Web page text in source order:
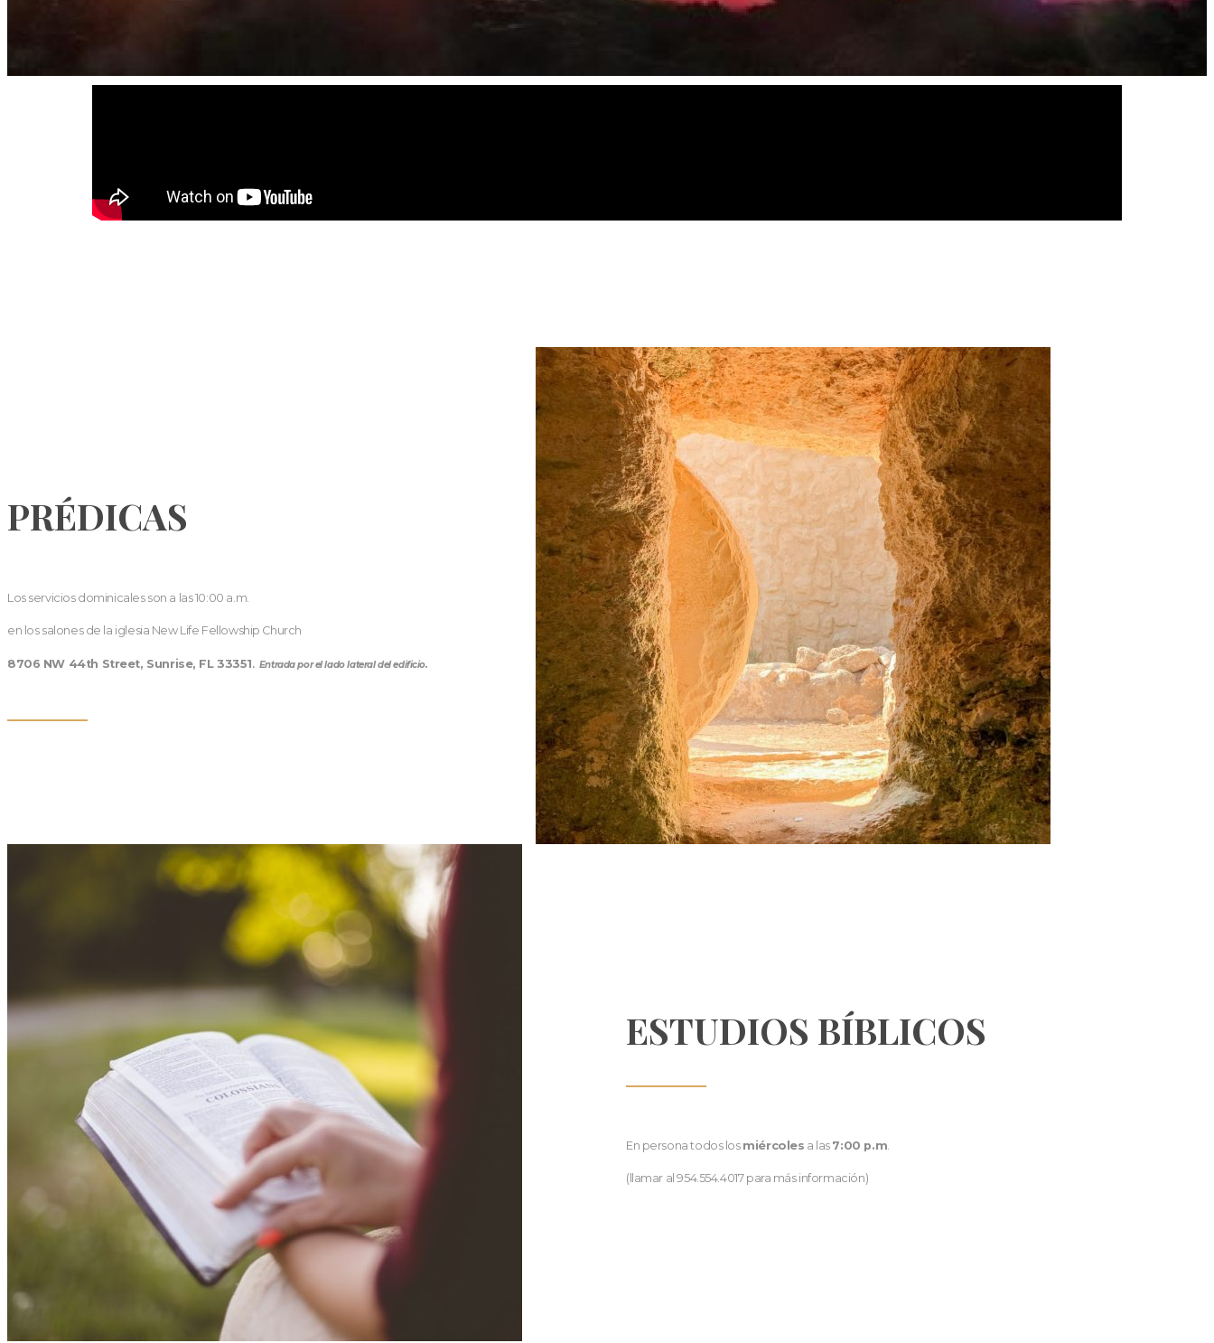
PRÉDICAS
Los servicios dominicales son a las 10:00 a.m.
en los salones de la iglesia New Life Fellowship Church
8706 NW 44th Street, Sunrise, FL 33351. Entrada por el lado lateral del edificio.
ESTUDIOS BÍBLICOS
En persona todos los miércoles a las 7:00 p.m
(llamar al 954.554.4017 para más información)